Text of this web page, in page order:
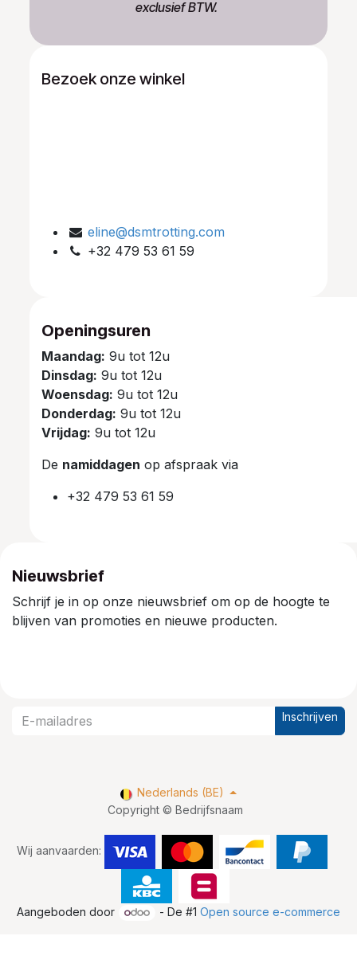
exclusief BTW.
Bezoek onze winkel
eline@dsmtrotting.com
+32 479 53 61 59
Openingsuren
Maandag: 9u tot 12u
Dinsdag: 9u tot 12u
Woensdag: 9u tot 12u
Donderdag: 9u tot 12u
Vrijdag: 9u tot 12u
De namiddagen op afspraak via
+32 479 53 61 59
Nieuwsbrief
Schrijf je in op onze nieuwsbrief om op de hoogte te
blijven van promoties en nieuwe producten.
Inschrijven
Copyright © Bedrijfsnaam
Wij aanvaarden:
Nederlands (BE)
Aangeboden door - De #1Open source e-commerce